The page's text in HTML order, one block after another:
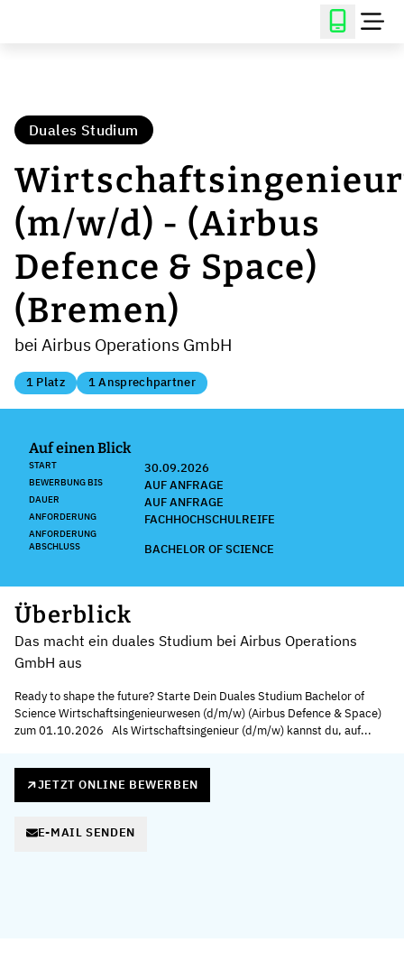
Duales Studium
(m/w/d) - (Airbus
Defence & Space)
(Bremen)
bei Airbus Operations GmbH
1 Platz 1 Ansprechpartner
Auf einen Blick
START 30.09.2026
BEWERBUNG BIS AUF ANFRAGE
DAUER AUF ANFRAGE
ANFORDERUNG FACHHOCHSCHULREIFE
ANFORDERUNG
ABSCHLUSS
BACHELOR OF SCIENCE
Überblick
Das macht ein duales Studium bei Airbus Operations
GmbH aus
Ready to shape the future? Starte Dein Duales Studium Bachelor of
Science Wirtschaftsingenieurwesen (d/m/w) (Airbus Defence & Space)
zum 01.10.2026 Als Wirtschaftsingenieur (d/m/w) kannst du, auf...
JETZT ONLINE BEWERBEN
E-MAIL SENDEN